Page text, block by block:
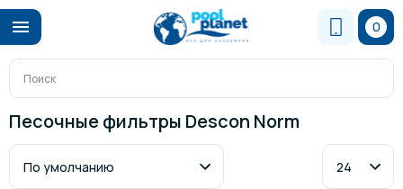
0
Песочные фильтры Descon Norm